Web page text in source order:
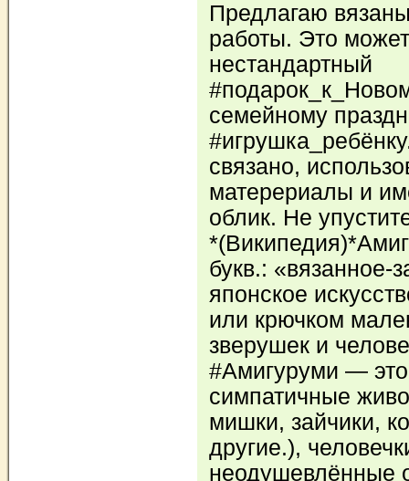
Предлагаю
работы. Это
нестандартный
семейному
связано,
матерериалы и
облик. Не
букв.: «вязанное-
японское
или крючком
зверушек и
#Амигуруми —
симпатичные
мишки, зайчики,
другие.),
неодушевлённые